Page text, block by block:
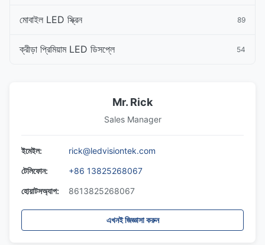
মোবাইল LED স্ক্রিন 89
ক্রীড়া প্রিমিয়াম LED ডিসপ্লে 54
Mr. Rick
Sales Manager
ইমেইল:
rick@ledvisiontek.com
টেলিফোন:
+86 13825268067
হোয়াটসঅ্যাপ:
8613825268067
এখনই জিজ্ঞাসা করুন